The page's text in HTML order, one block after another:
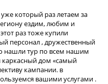
который раз летаем за
ездим, любим и
раз тоже купили
персонал , дружественный
нашли тур по всем нашим
дом «самый
кампании. в
вашими услугами .